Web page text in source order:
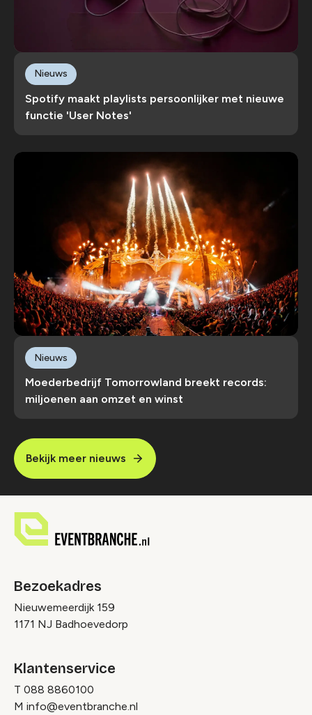
Spotify maakt playlists persoonlijker met nieuwe
functie 'User Notes'
Nieuws
Moederbedrijf Tomorrowland breekt records:
miljoenen aan omzet en winst
Nieuws
Bekijk meer nieuws
Bezoekadres
Nieuwemeerdijk 159
1171 NJ Badhoevedorp
Klantenservice
T 088 8860100
M info@eventbranche.nl